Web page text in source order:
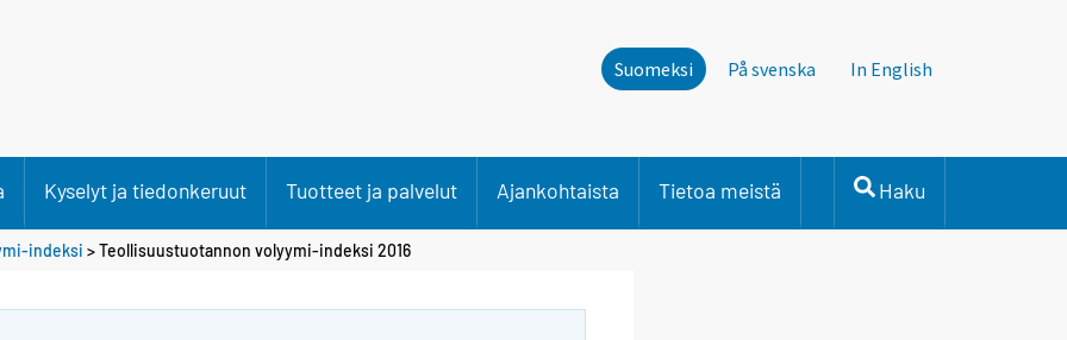
Suomeksi På svenska In English
Kyselyt ja tiedonkeruut Tuotteet ja palvelut Ajankohtaista Tietoa meistä Haku
indeksi > Teollisuustuotannon volyymi-indeksi 2016